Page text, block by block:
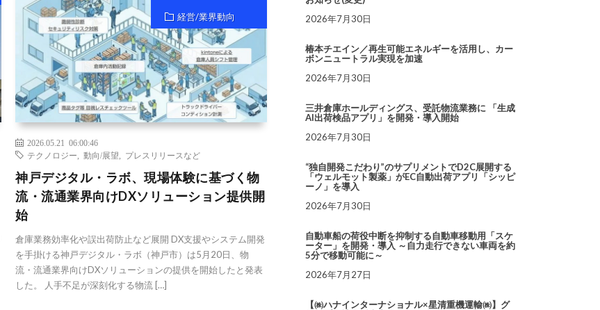
経営/業界動向
2026.05.21 06:00:46
テクノロジー
,動向/展望 プレスリリースなど
神戸デジタル・ラボ、現場体験に基づく物
流・流通業界向けDXソリューション提供開
始
倉庫業務効率化や誤出荷防止など展開 DX支援やシステム開発
を手掛ける神戸デジタル・ラボ（神戸市）は5月20日、物
流・流通業界向けDXソリューションの提供を開始したと発表
した。 人手不足が深刻化する物流 […]
2026年7月30日
椿本チエイン／再生可能エネルギーを活用し、カー
ボンニュートラル実現を加速
2026年7月30日
三井倉庫ホールディングス、受託物流業務に 「生成
AI出荷検品アプリ」を開発・導入開始
2026年7月30日
“独自開発こだわり”のサプリメントでD2C展開する
「ウェルモット製薬」がEC自動出荷アプリ「シッピ
ーノ」を導入
2026年7月30日
自動車船の荷役中断を抑制する自動車移動用「スケ
ーター」を開発・導入 ～自力走行できない車両を約
5分で移動可能に～
2026年7月27日
【㈱ハナインターナショナル×星清重機運輸㈱】グ